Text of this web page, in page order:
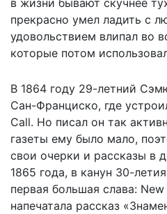
в жизни бывают скучнее
прекрасно умел ладить с
удовольствием влипал во
которые потом
В 1864 году 29-летний
Сан-Франциско, где
Call. Но писал он так
газеты ему было мало,
свои очерки и рассказы в
1865 года, в канун 30-
первая большая слава:
напечатала рассказ